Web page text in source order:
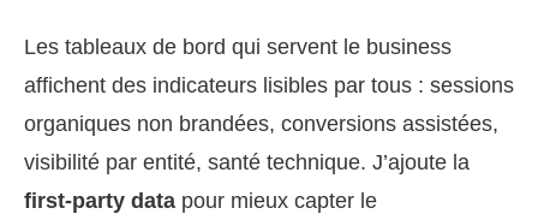
Les tableaux de bord qui servent le business
affichent des indicateurs lisibles par tous : sessions
organiques non brandées, conversions assistées,
visibilité par entité, santé technique. J’ajoute la
first‑party data pour mieux capter le